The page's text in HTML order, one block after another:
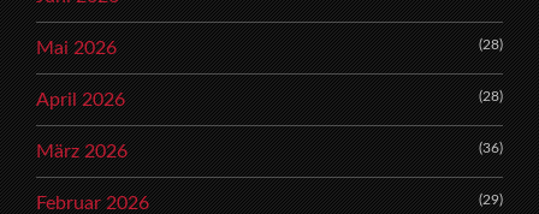
Mai 2026 (28)
April 2026 (28)
März 2026 (36)
Februar 2026 (29)